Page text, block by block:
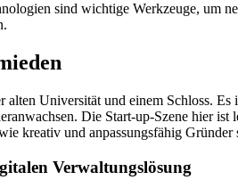
sind wichtige Werkzeuge, um
Universität und einem Schloss. Es
Die Start-up-Szene hier
kreativ und anpassungsfähig Gründer
Verwaltungslösung